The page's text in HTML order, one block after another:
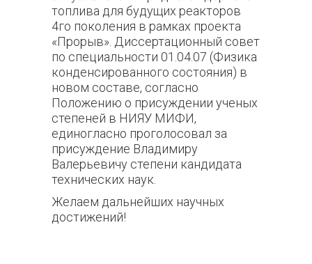
топлива для будущих реакторов
4го поколения в рамках проекта
«Прорыв». Диссертационный совет
по специальности 01.04.07 (Физика
конденсированного состояния) в
новом составе, согласно
Положению о присуждении ученых
степеней в НИЯУ МИФИ,
единогласно проголосовал за
присуждение Владимиру
Валерьевичу степени кандидата
технических наук.
Желаем дальнейших научных
достижений!